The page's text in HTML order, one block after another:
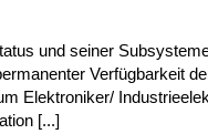
und seiner
Verfügbarkeit
Elektroniker/
[...]